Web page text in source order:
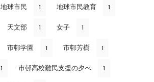
地球市民 1 地球市民教育 1
天文部 1 女子 1
市邨学園 1 市邨芳樹 1
1 市邨高校難民支援の夕べ 1